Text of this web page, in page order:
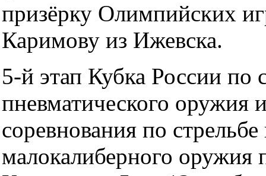
призёрку Олимпийских
Каримову из Ижевска.
5-й этап Кубка России по
пневматического оружия
соревнования по стрельбе
малокалиберного оружия